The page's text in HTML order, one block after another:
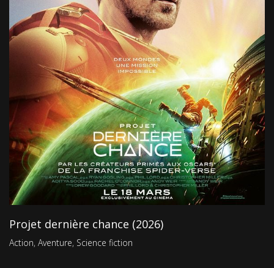
Projet dernière chance (2026)
Action, Aventure, Science fiction